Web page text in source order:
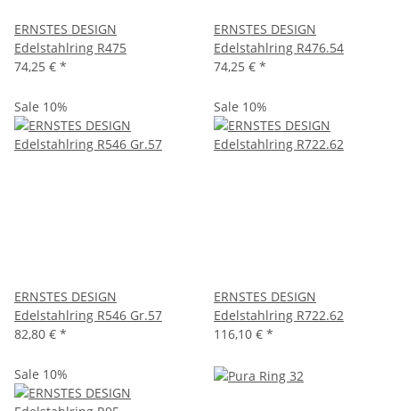
ERNSTES DESIGN
Edelstahlring R475
74,25 € *
ERNSTES DESIGN
Edelstahlring R476.54
74,25 € *
Sale 10%
ERNSTES DESIGN
Edelstahlring R546 Gr.57
82,80 € *
Sale 10%
ERNSTES DESIGN
Edelstahlring R722.62
116,10 € *
Sale 10%